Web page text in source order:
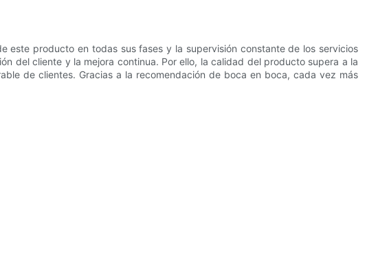
este producto en todas sus fases y la supervisión constante de los servicios
del cliente y la mejora continua. Por ello, la calidad del producto supera a la
de clientes. Gracias a la recomendación de boca en boca, cada vez más